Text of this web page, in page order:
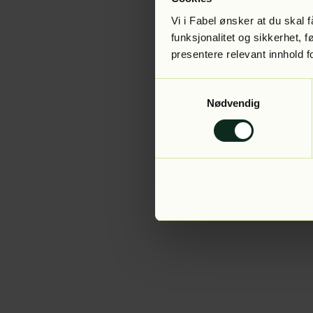
Vi i Fabel ønsker at du skal
funksjonalitet og sikkerhet,
presentere relevant innhold
Nødvendig
Application